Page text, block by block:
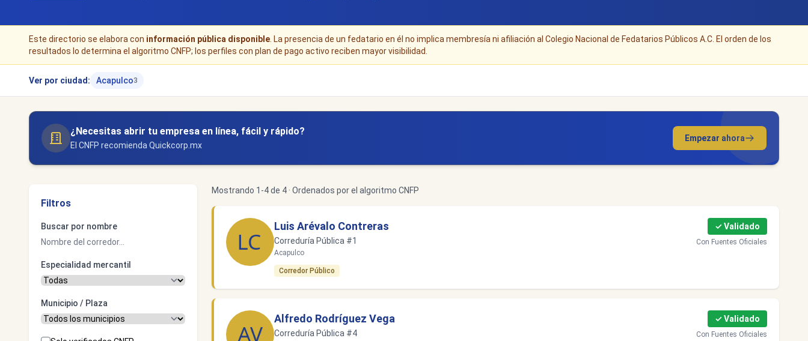
Este directorio se elabora con información pública disponible . La presencia de un fedatario en él no implica membresía ni afiliación al Colegio Nacional de Fedatarios Públicos A.C. El orden de los
resultados lo determina el algoritmo CNFP; los perfiles con plan de pago activo reciben mayor visibilidad.
Ver por ciudad: Acapulco3
¿Necesitas abrir tu empresa en línea, fácil y rápido?
El CNFP recomienda Quickcorp.mx
Empezar ahora
Filtros
Buscar por nombre
Especialidad mercantil
Municipio / Plaza
Mostrando 1-4 de 4 · Ordenados por el algoritmo CNFP
Luis Arévalo Contreras
Correduría Pública #1
Acapulco
✓ Validado
Con Fuentes Oficiales
Corredor Público
Alfredo Rodríguez Vega
Correduría Pública #4
✓ Validado
Con Fuentes Oficiales